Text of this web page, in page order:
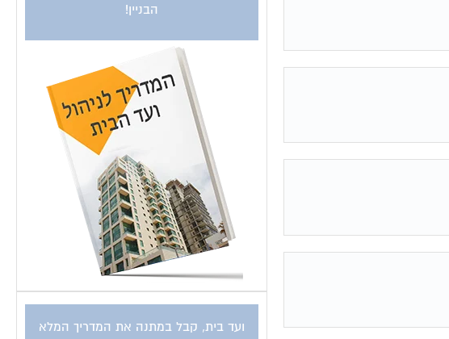
הבניין!
ועד בית, קבל במתנה את המדריך המלא